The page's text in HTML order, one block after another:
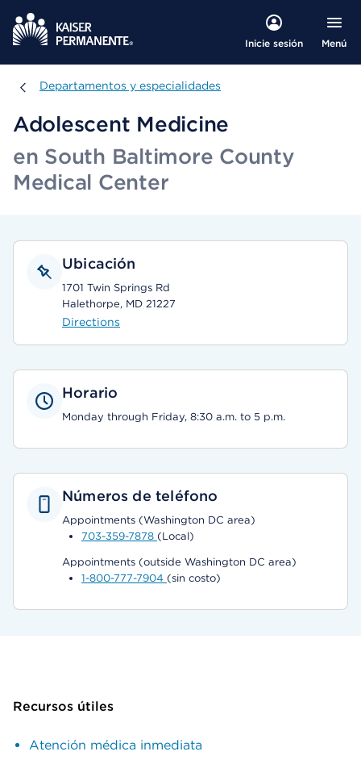
Inicie sesión Menú
Departamentos y especialidades
Departamentos y especialidades
Adolescent Medicine
en South Baltimore County
Medical Center
Ubicación
1701 Twin Springs Rd
Halethorpe, MD 21227
Directions
Horario
Monday through Friday, 8:30 a.m. to 5 p.m.
Números de teléfono
Appointments (Washington DC area)
703-359-7878 (Local)
Appointments (outside Washington DC area)
1-800-777-7904 (sin costo)
Recursos útiles
Atención médica inmediata